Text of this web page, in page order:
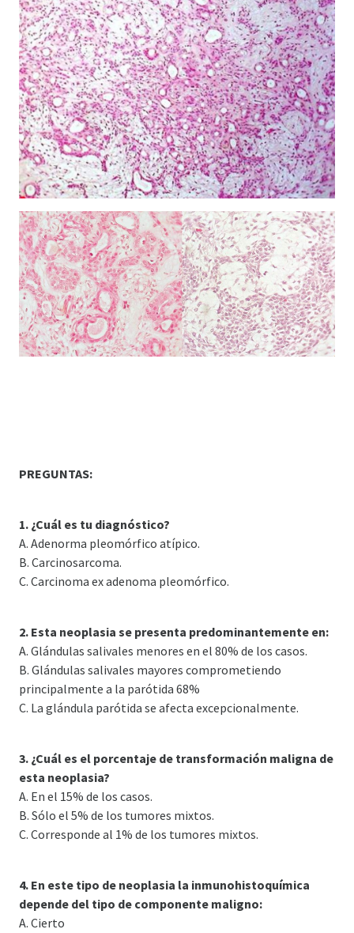
PREGUNTAS:
1. ¿Cuál es tu diagnóstico?
A. Adenorma pleomórfico atípico.
B. Carcinosarcoma.
C. Carcinoma ex adenoma pleomórfico.
2. Esta neoplasia se presenta predominantemente en:
A. Glándulas salivales menores en el 80% de los casos.
B. Glándulas salivales mayores comprometiendo
principalmente a la parótida 68%
C. La glándula parótida se afecta excepcionalmente.
3. ¿Cuál es el porcentaje de transformación maligna de
esta neoplasia?
A. En el 15% de los casos.
B. Sólo el 5% de los tumores mixtos.
C. Corresponde al 1% de los tumores mixtos.
4. En este tipo de neoplasia la inmunohistoquímica
depende del tipo de componente maligno:
A. Cierto